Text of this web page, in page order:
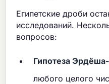
Египетские дроби
исследований.
вопросов:
Гипотеза
любого целого